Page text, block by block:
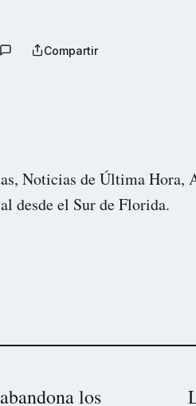
Compartir
Noticias de Última Hora,
desde el Sur de Florida.
los